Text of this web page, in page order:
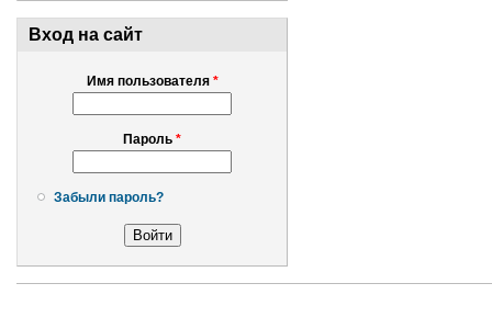
Вход на сайт
Имя пользователя *
Пароль *
Забыли пароль?